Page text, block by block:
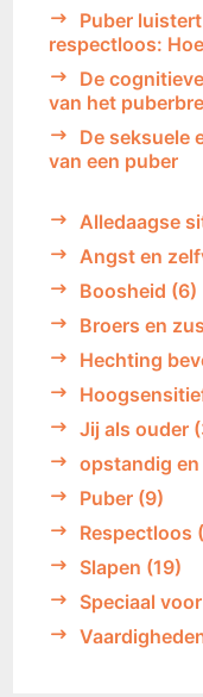
Puber
respectloos:
De
van het
De seksuele
van een puber
Alledaagse
Angst en
Boosheid (6)
Broers en
Hechting
Jij als ouder
opstandig
Puber (9)
Respectloos
Slapen (19)
Speciaal